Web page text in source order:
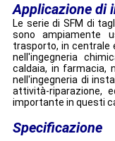
Applicazione di
Le serie di SFM di
sono ampiamente
trasporto, in centrale
nell'ingegneria
caldaia, in farmacia,
nell'ingegneria di
attività-riparazione,
importante in questi
Specificazione